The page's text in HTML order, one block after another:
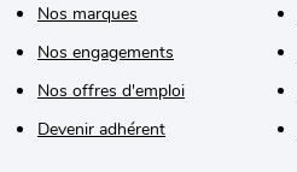
Nos marques
Nos engagements
Nos offres d'emploi
Devenir adhérent